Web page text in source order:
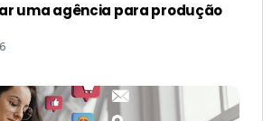
uma agência para produção